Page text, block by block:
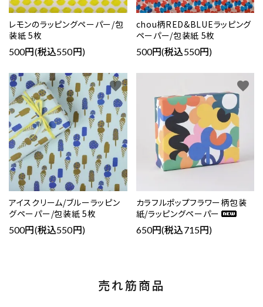
レモンのラッピングペーパー/包
装紙 5枚
500円(税込550円)
chou柄RED&BLUEラッピング
ペーパー/包装紙 5枚
500円(税込550円)
アイスクリーム/ブルーラッピン
グペーパー/包装紙 5枚
500円(税込550円)
favorite
カラフルポップフラワー柄包装
紙/ラッピングペーパー
650円(税込715円)
favorite
売れ筋商品